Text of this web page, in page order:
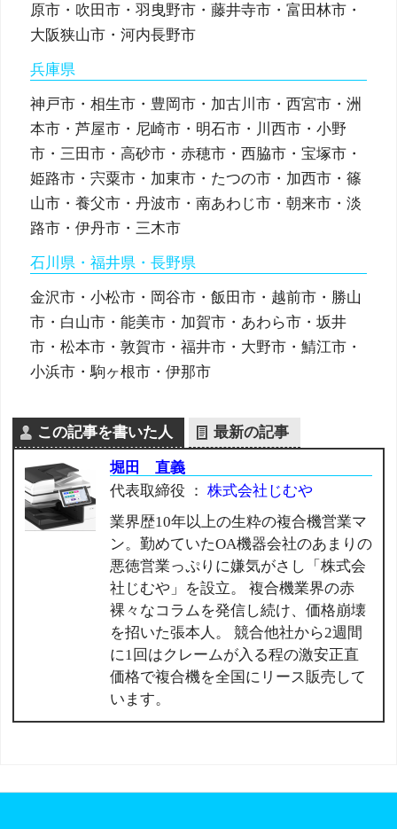
原市・吹田市・羽曳野市・藤井寺市・富田林市・
大阪狭山市・河内長野市
兵庫県
神戸市・相生市・豊岡市・加古川市・西宮市・洲
本市・芦屋市・尼崎市・明石市・川西市・小野
市・三田市・高砂市・赤穂市・西脇市・宝塚市・
姫路市・宍粟市・加東市・たつの市・加西市・篠
山市・養父市・丹波市・南あわじ市・朝来市・淡
路市・伊丹市・三木市
石川県・福井県・長野県
金沢市・小松市・岡谷市・飯田市・越前市・勝山
市・白山市・能美市・加賀市・あわら市・坂井
市・松本市・敦賀市・福井市・大野市・鯖江市・
小浜市・駒ヶ根市・伊那市
この記事を書いた人 最新の記事
堀田 直義
代表取締役 ： 株式会社じむや
業界歴10年以上の生粋の複合機営業マ
ン。勤めていたOA機器会社のあまりの
悪徳営業っぷりに嫌気がさし「株式会
社じむや」を設立。 複合機業界の赤
裸々なコラムを発信し続け、価格崩壊
を招いた張本人。 競合他社から2週間
に1回はクレームが入る程の激安正直
価格で複合機を全国にリース販売して
います。